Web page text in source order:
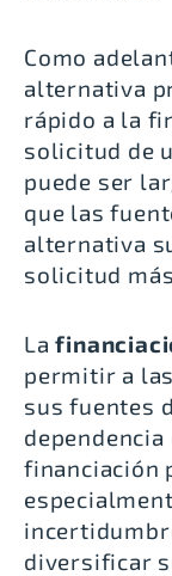
Como
alternativa
rápido a la
solicitud de
puede ser
que las
alternativa
solicitud
La
permitir a
sus fuentes
financiación
diversificar